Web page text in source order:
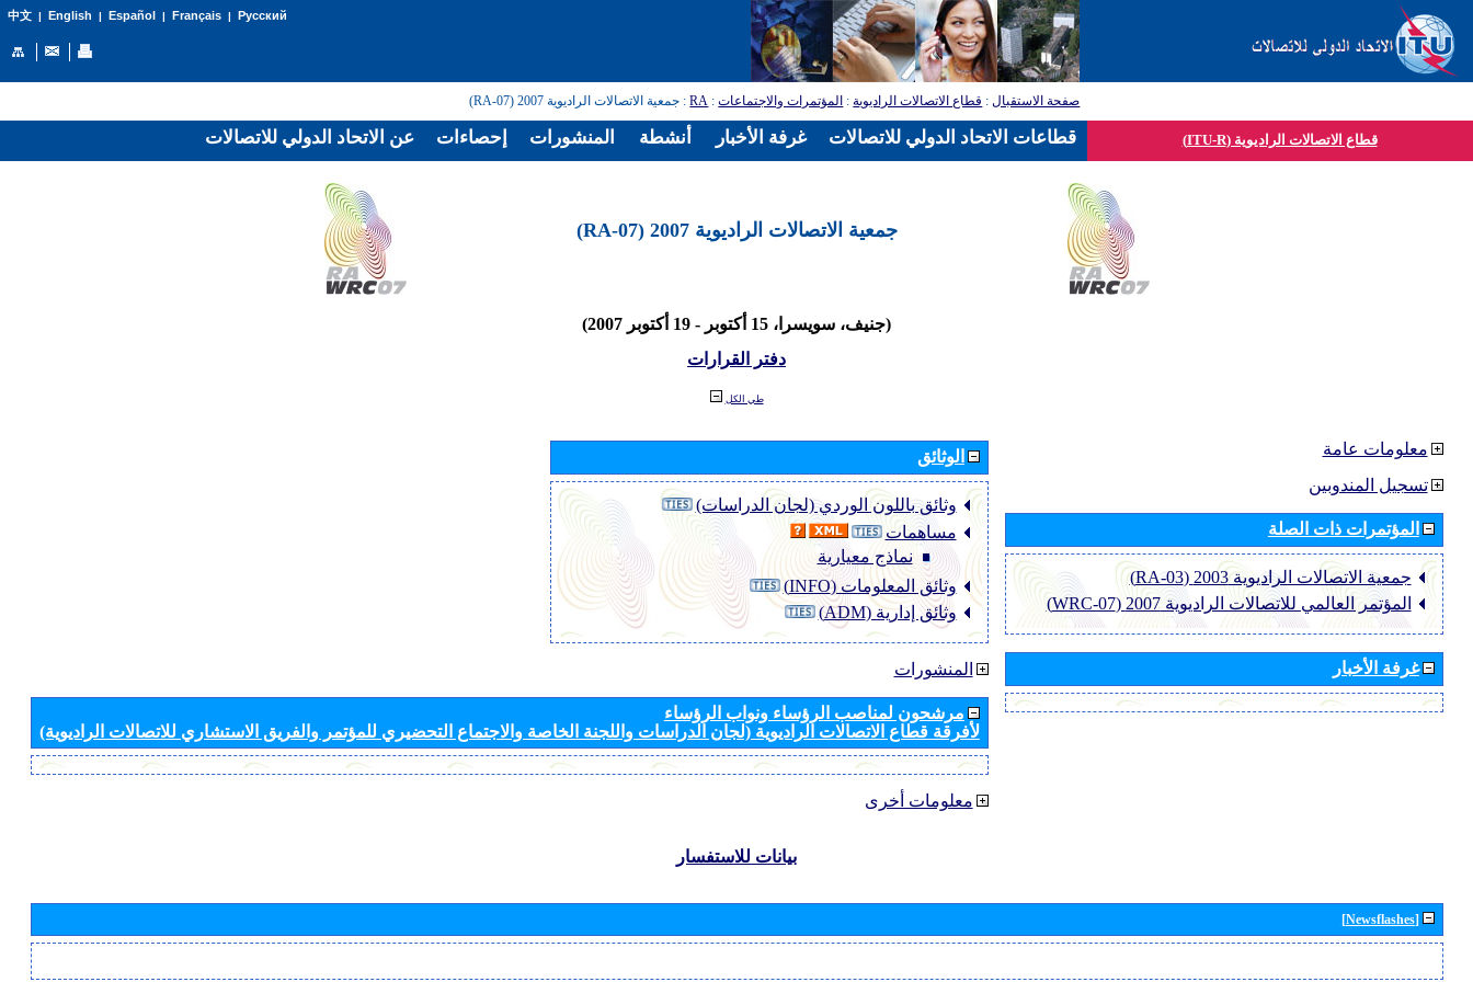
中文| English | Español | Français| Русский
صفحة الاستقبال: قطاع الاتصالات الراديوية: المؤتمرات والاجتماعات:
RA: جمعية الاتصالات الراديوية 2007 (RA-07)
قطاع الاتصالات الراديوية (ITU-R)
جمعية الاتصالات الراديوية 2007 (RA-07)
(جنيف، سويسرا، 15 أكتوبر - 19 أكتوبر 2007)
دفتر القرارات
طي الكل
الوثائق
وثائق باللون الوردي (لجان الدراسات)
مساهمات
نماذج معيارية
وثائق المعلومات (INFO)
وثائق إدارية (ADM)
المنشورات
مرشحون لمناصب الرؤساء ونواب الرؤساء
لأفرقة قطاع الاتصالات الراديوية (لجان الدراسات واللجنة الخاصة والاجتماع التحضيري للمؤتمر والفريق الاستشاري للاتصالات الراديوية)
معلومات أخرى
معلومات عامة
تسجيل المندوبين
المؤتمرات ذات الصلة
جمعية الاتصالات الراديوية 2003 (RA-03)
المؤتمر العالمي للاتصالات الراديوية 2007 (WRC-07)
غرفة الأخبار
بيانات للاستفسار
[Newsflashes]
عن الاتحاد الدولي للاتصالات إحصاءات المنشورات أنشطة غرفة الأخبار قطاعات الاتحاد الدولي للاتصالات